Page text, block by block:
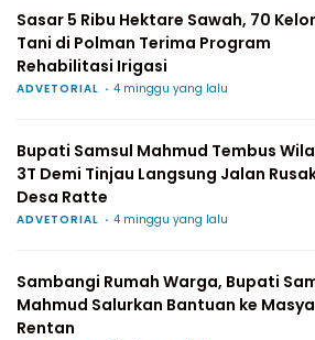
Sasar 5 Ribu Hektare Sawah, 70
Tani di Polman Terima Program
Rehabilitasi Irigasi
ADVETORIAL 4 minggu yang lalu
Bupati Samsul Mahmud Tembus
3T Demi Tinjau Langsung Jalan
Desa Ratte
ADVETORIAL 4 minggu yang lalu
Sambangi Rumah Warga, Bupati
Mahmud Salurkan Bantuan ke
Rentan